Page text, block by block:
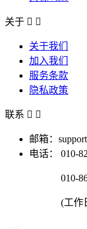
关于  
关于我们
加入我们
服务条款
隐私政策
联系  
邮箱：
电话：
010-
010-
(工作